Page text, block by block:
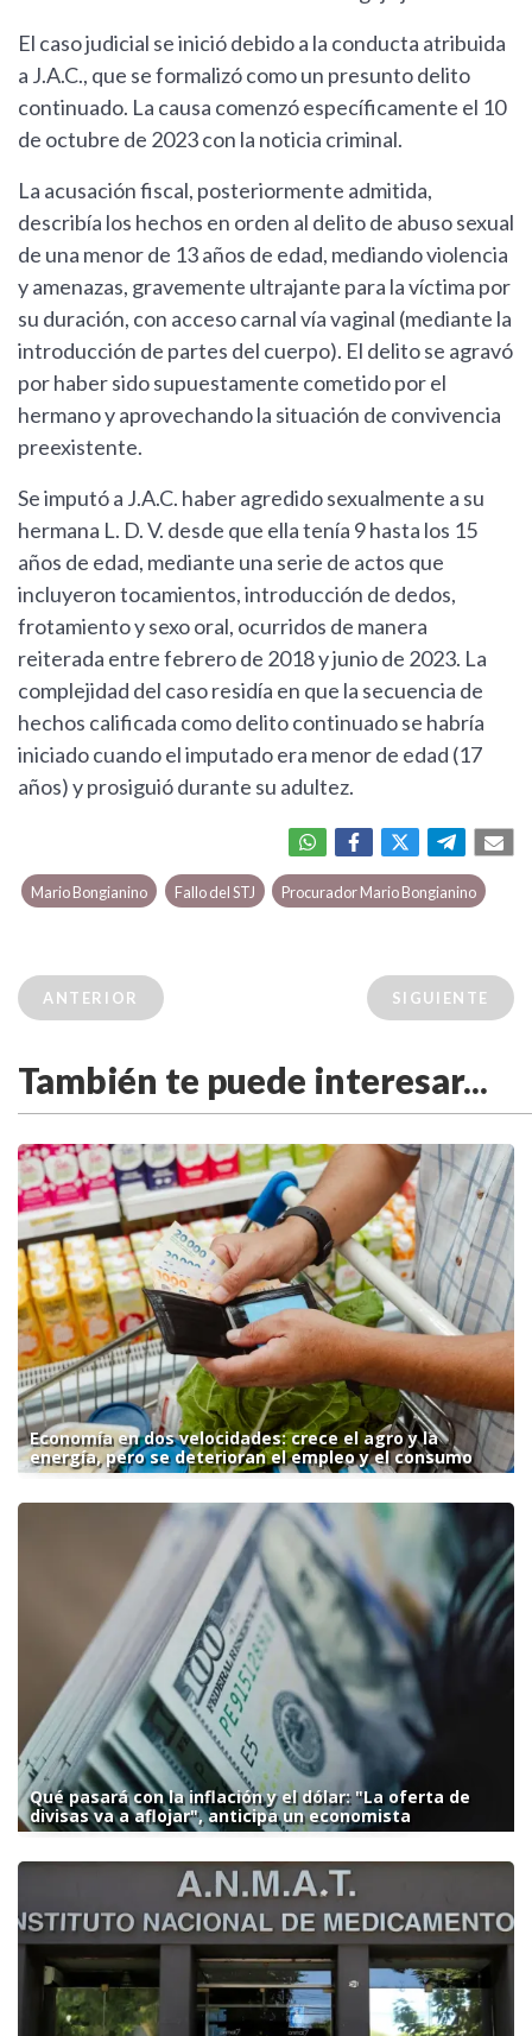
El caso judicial se inició debido a la conducta atribuida
a J.A.C., que se formalizó como un presunto delito
continuado. La causa comenzó específicamente el 10
de octubre de 2023 con la noticia criminal.
La acusación fiscal, posteriormente admitida,
describía los hechos en orden al delito de abuso sexual
de una menor de 13 años de edad, mediando violencia
y amenazas, gravemente ultrajante para la víctima por
su duración, con acceso carnal vía vaginal (mediante la
introducción de partes del cuerpo). El delito se agravó
por haber sido supuestamente cometido por el
hermano y aprovechando la situación de convivencia
preexistente.
Se imputó a J.A.C. haber agredido sexualmente a su
hermana L. D. V. desde que ella tenía 9 hasta los 15
años de edad, mediante una serie de actos que
incluyeron tocamientos, introducción de dedos,
frotamiento y sexo oral, ocurridos de manera
reiterada entre febrero de 2018 y junio de 2023. La
complejidad del caso residía en que la secuencia de
hechos calificada como delito continuado se habría
iniciado cuando el imputado era menor de edad (17
años) y prosiguió durante su adultez.
Mario Bongianino Fallo del STJ Procurador Mario Bongianino
ANTERIOR SIGUIENTE
También te puede interesar...
Economía en dos velocidades: crece el agro y la
energía, pero se deterioran el empleo y el consumo
Qué pasará con la inflación y el dólar: "La oferta de
divisas va a aflojar", anticipa un economista